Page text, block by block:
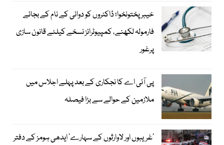
خیبرپختونخوا؛ ڈاکٹروں کو دوائی کے نام کے بجائے
فارمولہ لکھنے، کمپیوٹرائز نسخے کیلئے قانون سازی
پرغور
پی آئی اے کا نجکاری کے بعد پہلے اجلاس میں
ملازمین کے حوالے سے بڑا فیصلہ
’غریبوں اور لاوارثوں کے سہارے‘ ایدھی ہومز کے دفتر